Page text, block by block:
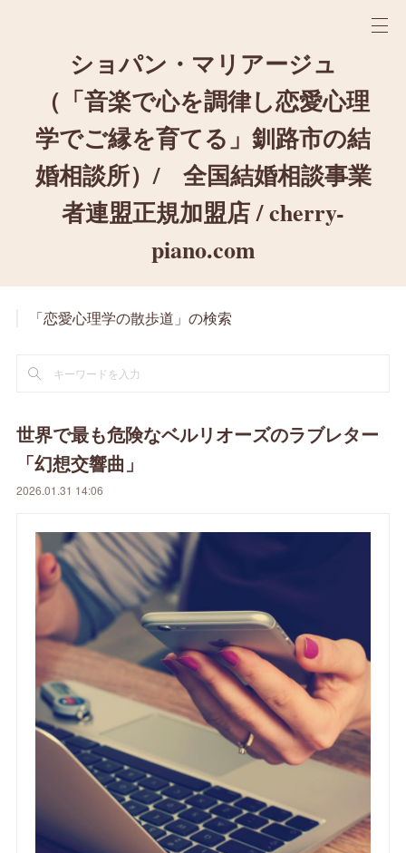
ショパン・マリアージュ
（「音楽で心を調律し恋愛心理
学でご縁を育てる」釧路市の結
婚相談所）/ 全国結婚相談事業
者連盟正規加盟店 / cherry-
piano.com
「恋愛心理学の散歩道」の検索
世界で最も危険なベルリオーズのラブレター
「幻想交響曲」
2026.01.31 14:06